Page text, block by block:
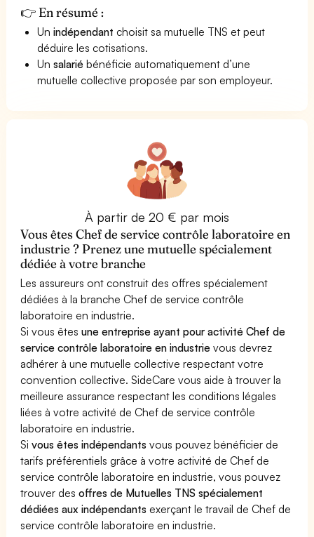
👉 En résumé :
Unindépendant choisit sa mutuelle TNS et peut
déduire les cotisations.
Unsalarié bénéficie automatiquement d’une
mutuelle collective proposée par son employeur.
À partir de 20 € par mois
Vous êtes Chef de service contrôle laboratoire en
industrie ? Prenez une mutuelle spécialement
dédiée à votre branche
Les assureurs ont construit des offres spécialement
dédiées à la branche Chef de service contrôle
laboratoire en industrie.
Si vous êtesune entreprise ayant pour activité Chef de
service contrôle laboratoire en industrie vous devrez
adhérer à une mutuelle collective respectant votre
convention collective. SideCare vous aide à trouver la
meilleure assurance respectant les conditions légales
liées à votre activité de Chef de service contrôle
laboratoire en industrie.
Sivous êtes indépendants vous pouvez bénéficier de
tarifs préférentiels grâce à votre activité de Chef de
service contrôle laboratoire en industrie, vous pouvez
trouver desoffres de Mutuelles TNS spécialement
dédiées aux indépendants exerçant le travail de Chef de
service contrôle laboratoire en industrie.